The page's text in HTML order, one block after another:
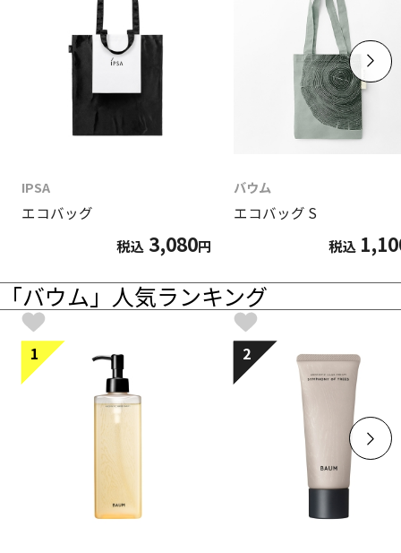
IPSA
エコバッグ
税込 3,080円
バウム
エコバッグ S
税込
「バウム」人気ランキング
1 2